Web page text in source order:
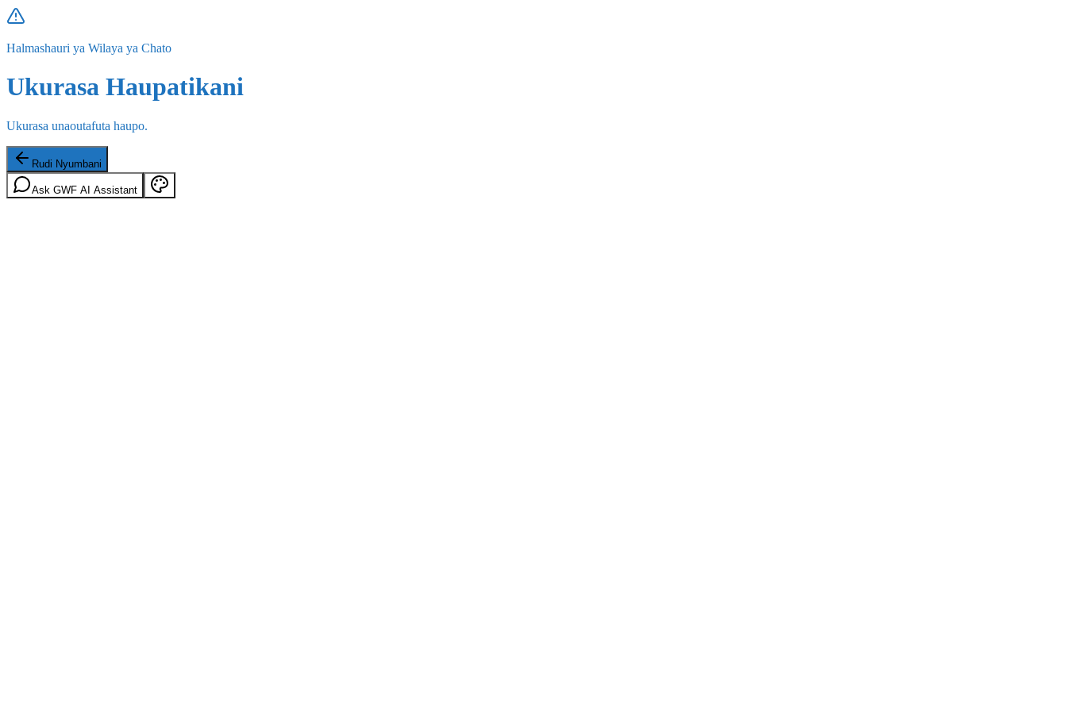
Halmashauri ya Wilaya ya Chato
Ukurasa Haupatikani
Ukurasa unaoutafuta haupo.
Rudi Nyumbani
Ask GWF AI Assistant